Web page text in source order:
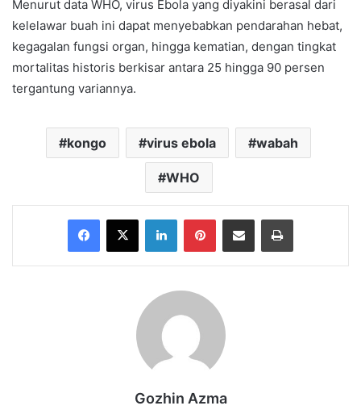
Menurut data WHO, virus Ebola yang diyakini berasal dari
kelelawar buah ini dapat menyebabkan pendarahan hebat,
kegagalan fungsi organ, hingga kematian, dengan tingkat
mortalitas historis berkisar antara 25 hingga 90 persen
tergantung variannya.
kongo virus ebola wabah
WHO
Facebook
X LinkedInPinterestShare via Email Print
Gozhin Azma